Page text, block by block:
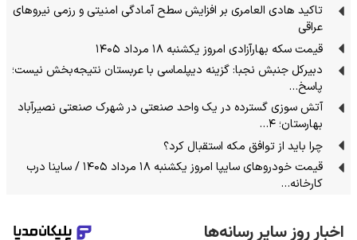
تاکید هادی العامری بر افزایش سطح آمادگی امنیتی و رزمی نیروهای
عراقی
قیمت سکه بهارآزادی امروز یکشنبه ۱۸ مرداد ۱۴۰۵
دبیرکل جنبش نجبا: گزینه دیپلماسی با عربستان نتیجه‌بخش نیست؛
پاسخ…
آتش سوزی گسترده در یک واحد صنعتی در شهرک صنعتی نصیرآباد
بهارستان؛ ۴…
چرا باید از توافق مکه استقبال کرد؟
قیمت خودرو‌های سایپا امروز یکشنبه ۱۸ مرداد ۱۴۰۵ / ساینا درب
کارخانه…